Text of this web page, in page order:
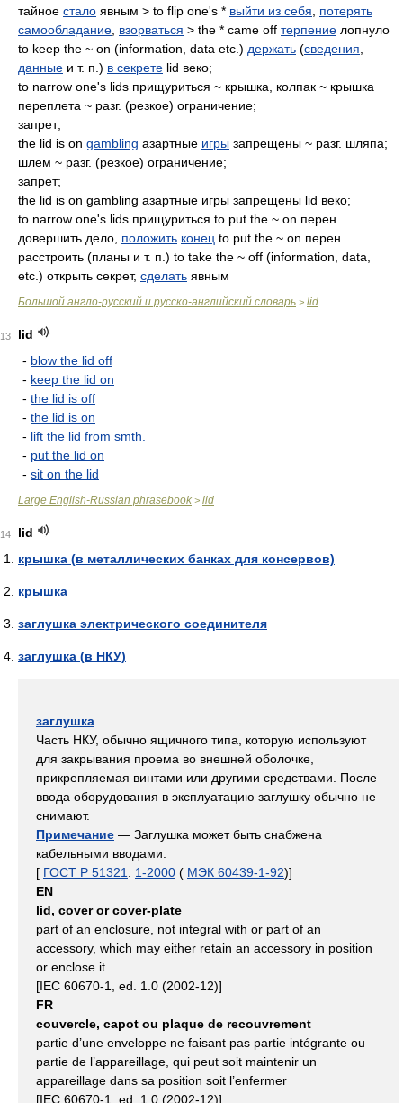
тайное стало явным > to flip one's * выйти из себя
потерять
самообладание взорваться > the * came off терпение лопнуло
to keep the ~ on (information, data etc.) держать (сведения
данные и т. п.) в секрете lid веко;
to narrow one's lids прищуриться ~ крышка, колпак ~ крышка
переплета ~ разг. (резкое) ограничение;
запрет;
the lid is on gambling азартные игры запрещены ~ разг. шляпа;
шлем ~ разг. (резкое) ограничение;
запрет;
the lid is on gambling азартные игры запрещены lid веко;
to narrow one's lids прищуриться to put the ~ on перен.
довершить дело, положить конец to put the ~ on перен.
расстроить (планы и т. п.) to take the ~ off (information, data,
etc.) открыть секрет, сделать явным
Большой англо-русский и русско-английский словарь > lid
13
lid
- blow the lid off
- keep the lid on
- the lid is off
- the lid is on
- lift the lid from smth.
- put the lid on
- sit on the lid
Large English-Russian phrasebook > lid
14
lid
крышка (в металлических банках для консервов)
крышка
заглушка электрического соединителя
заглушка (в НКУ)
заглушка
Часть НКУ, обычно ящичного типа, которую используют
для закрывания проема во внешней оболочке,
прикрепляемая винтами или другими средствами. После
ввода оборудования в эксплуатацию заглушку обычно не
снимают.
Примечание — Заглушка может быть снабжена
кабельными вводами.
[ ГОСТ Р 51321 1-2000 ( МЭК 60439-1-92)]
EN
lid, cover or cover-plate
part of an enclosure, not integral with or part of an
accessory, which may either retain an accessory in position
or enclose it
[IEC 60670-1, ed. 1.0 (2002-12)]
FR
couvercle, capot ou plaque de recouvrement
partie d’une enveloppe ne faisant pas partie intégrante ou
partie de l’appareillage, qui peut soit maintenir un
appareillage dans sa position soit l’enfermer
[IEC 60670-1, ed. 1.0 (2002-12)]